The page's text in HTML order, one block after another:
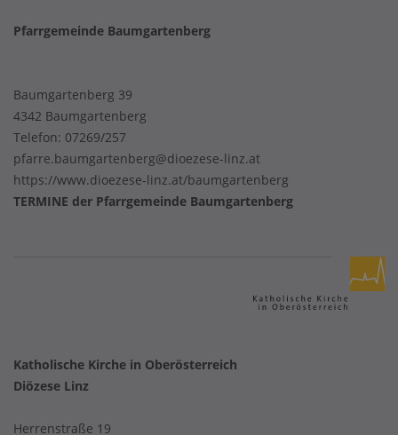
Pfarrgemeinde Baumgartenberg
Baumgartenberg 39
4342 Baumgartenberg
Telefon: 07269/257
pfarre.baumgartenberg@dioezese-linz.at
https://www.dioezese-linz.at/baumgartenberg
TERMINE der Pfarrgemeinde Baumgartenberg
Katholische Kirche in Oberösterreich
Diözese Linz
Herrenstraße 19